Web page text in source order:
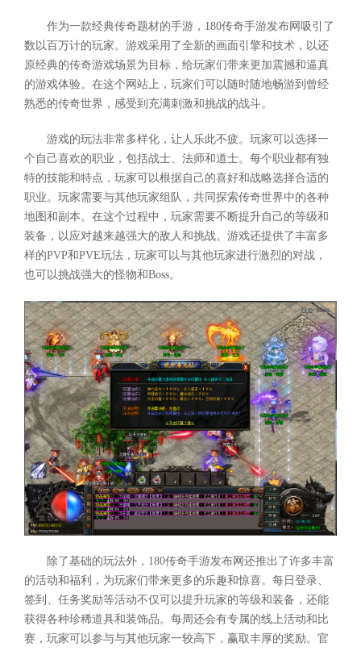
作为一款经典传奇题材的手游，180传奇手游发布网吸引了
数以百万计的玩家。游戏采用了全新的画面引擎和技术，以还
原经典的传奇游戏场景为目标，给玩家们带来更加震撼和逼真
的游戏体验。在这个网站上，玩家们可以随时随地畅游到曾经
熟悉的传奇世界，感受到充满刺激和挑战的战斗。
游戏的玩法非常多样化，让人乐此不疲。玩家可以选择一
个自己喜欢的职业，包括战士、法师和道士。每个职业都有独
特的技能和特点，玩家可以根据自己的喜好和战略选择合适的
职业。玩家需要与其他玩家组队，共同探索传奇世界中的各种
地图和副本。在这个过程中，玩家需要不断提升自己的等级和
装备，以应对越来越强大的敌人和挑战。游戏还提供了丰富多
样的PVP和PVE玩法，玩家可以与其他玩家进行激烈的对战，
也可以挑战强大的怪物和Boss。
除了基础的玩法外，180传奇手游发布网还推出了许多丰富
的活动和福利，为玩家们带来更多的乐趣和惊喜。每日登录、
签到、任务奖励等活动不仅可以提升玩家的等级和装备，还能
获得各种珍稀道具和装饰品。每周还会有专属的线上活动和比
赛，玩家可以参与与其他玩家一较高下，赢取丰厚的奖励。官